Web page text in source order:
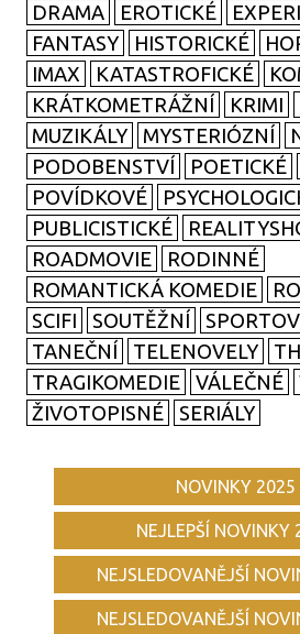
DRAMA
EROTICKÉ
FANTASY
HISTORICKÉ
IMAX
KATASTROFICKÉ
KRÁTKOMETRÁŽNÍ
KRIMI
MUZIKÁLY
MYSTERIÓZNÍ
PODOBENSTVÍ
POETICKÉ
POVÍDKOVÉ
PUBLICISTICKÉ
ROADMOVIE
RODINNÉ
ROMANTICKÁ KOMEDIE
SCIFI
SOUTĚŽNÍ
TANEČNÍ
TELENOVELY
TRAGIKOMEDIE
VÁLEČNÉ
ŽIVOTOPISNÉ
SERIÁLY
NOVINKY 2025
NEJLEPŠÍ NOVINKY
NEJSLEDOVANĚJŠÍ
NEJSLEDOVANĚJŠÍ